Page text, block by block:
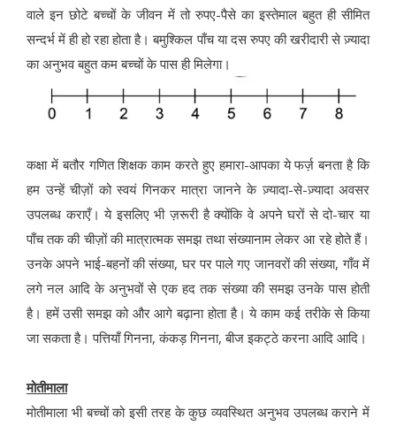
वाले इन छोटे बच्चों के जीवन में तो रुपए-पैसे का इस्तेमाल बहुत ही सीमित
सन्दर्भ में ही हो रहा होता है। बमुश्किल पाँच या दस रुपए की खरीदारी से ज़्यादा
का अनुभव बहुत कम बच्चों के पास ही मिलेगा।
कक्षा में बतौर गणित शिक्षक काम करते हुए हमारा-आपका ये फर्ज़ बनता है कि
हम उन्हें चीज़ों को स्वयं गिनकर मात्रा जानने के ज़्यादा-से-ज़्यादा अवसर
उपलब्ध कराएँ। ये इसलिए भी ज़रूरी है क्योंकि वे अपने घरों से दो-चार या
पाँच तक की चीज़ों की मात्रात्मक समझ तथा संख्यानाम लेकर आ रहे होते हैं।
उनके अपने भाई-बहनों की संख्या, घर पर पाले गए जानवरों की संख्या, गाँव में
लगे नल आदि के अनुभवों से एक हद तक संख्या की समझ उनके पास होती
है। हमें उसी समझ को और आगे बढ़ाना होता है। ये काम कई तरीके से किया
जा सकता है। पत्तियाँ गिनना, कंकड़ गिनना, बीज इकट्ठे करना आदि आदि।
मोतीमाला
मोतीमाला भी बच्चों को इसी तरह के कुछ व्यवस्थित अनुभव उपलब्ध कराने में